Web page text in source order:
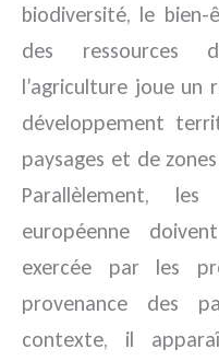
biodiversité, le
des ressources
l’agriculture joue un
développement
paysages et de
Parallèlement,
européenne
exercée par les
provenance des
contexte, il